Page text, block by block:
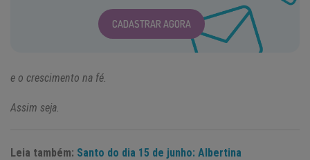
CADASTRAR AGORA
e o crescimento na fé.
Assim seja.
Leia também: Santo do dia 15 de junho: Albertina